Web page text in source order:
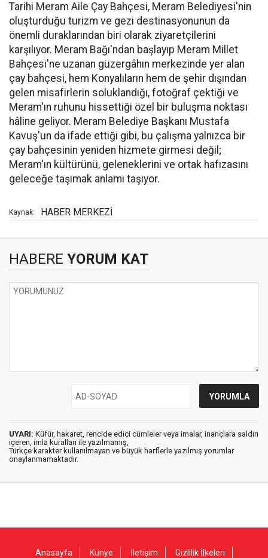
Tarihi Meram Aile Çay Bahçesi, Meram Belediyesi'nin
oluşturduğu turizm ve gezi destinasyonunun da
önemli duraklarından biri olarak ziyaretçilerini
karşılıyor. Meram Bağı'ndan başlayıp Meram Millet
Bahçesi'ne uzanan güzergâhın merkezinde yer alan
çay bahçesi, hem Konyalıların hem de şehir dışından
gelen misafirlerin soluklandığı, fotoğraf çektiği ve
Meram'ın ruhunu hissettiği özel bir buluşma noktası
hâline geliyor. Meram Belediye Başkanı Mustafa
Kavuş'un da ifade ettiği gibi, bu çalışma yalnızca bir
çay bahçesinin yeniden hizmete girmesi değil;
Meram'ın kültürünü, geleneklerini ve ortak hafızasını
geleceğe taşımak anlamı taşıyor.
Kaynak: HABER MERKEZİ
HABERE YORUM KAT
UYARI: Küfür, hakaret, rencide edici cümleler veya imalar, inançlara saldırı
içeren, imla kuralları ile yazılmamış,
Türkçe karakter kullanılmayan ve büyük harflerle yazılmış yorumlar
onaylanmamaktadır.
Anasayfa Künye İletişim Gizlilik İlkeleri